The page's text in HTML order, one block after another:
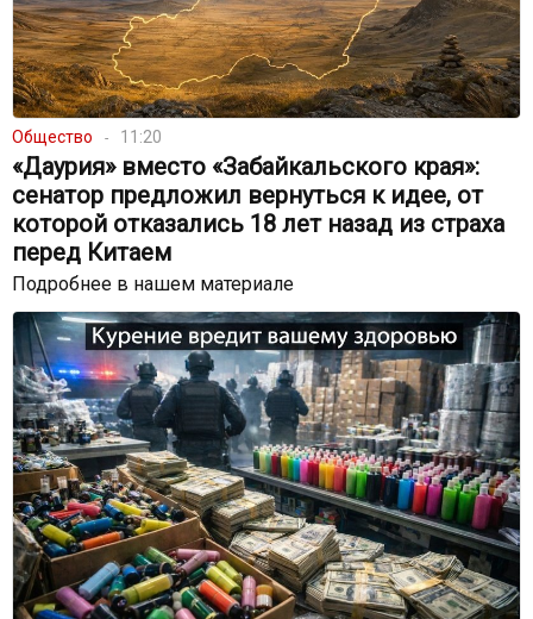
Общество 11:20
«Даурия» вместо «Забайкальского края»:
сенатор предложил вернуться к идее, от
которой отказались 18 лет назад из страха
перед Китаем
Подробнее в нашем материале